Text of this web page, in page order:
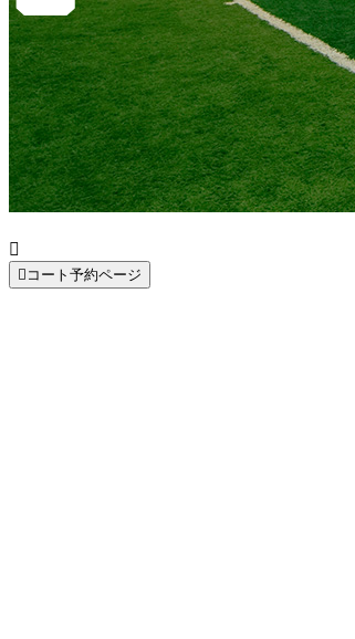

 コート予約ページ